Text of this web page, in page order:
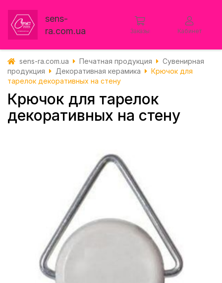
sens-
ra.com.ua
Заказы Кабинет
sens-ra.com.ua Печатная продукция
Сувенирная
продукция
Декоративная керамика
Крючок для
тарелок декоративных на стену
Крючок для тарелок
декоративных на стену